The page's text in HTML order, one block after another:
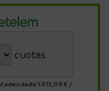
cuotas
adeudado1.513,09 € /